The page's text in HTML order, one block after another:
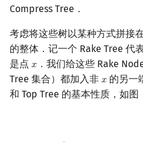
Compress Tree．
考虑将这些树以某种方式拼接
的整体．记一个 Rake Tree 代
是点 𝑥
x ．我们给这些 Rake
Tree 集合）都加入非 𝑥
x 的另一
和 Top Tree 的基本性质，如图